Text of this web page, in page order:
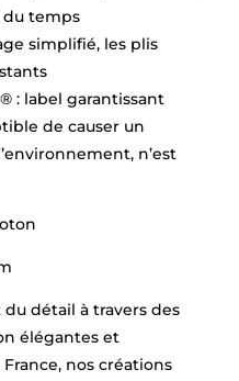
du temps
simplifié, les plis
® : label garantissant
de causer un
n’est
du détail à travers des
élégantes et
nos créations